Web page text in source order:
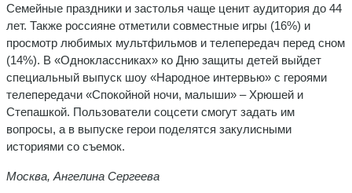
Семейные праздники и застолья чаще ценит аудитория до 44
лет. Также россияне отметили совместные игры (16%) и
просмотр любимых мультфильмов и телепередач перед сном
(14%). В «Одноклассниках» ко Дню защиты детей выйдет
специальный выпуск шоу «Народное интервью» с героями
телепередачи «Спокойной ночи, малыши» – Хрюшей и
Степашкой. Пользователи соцсети смогут задать им
вопросы, а в выпуске герои поделятся закулисными
историями со съемок.
Москва, Ангелина Сергеева